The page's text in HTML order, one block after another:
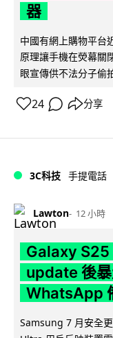
器
中國有網上購物平台
原理讓手機在熒幕關
眼宣傳供不法分子偷
24 分享
3C科技 手提電話
Lawton 12 小時
Galaxy
update 後
WhatsApp
Samsung 7 月安全